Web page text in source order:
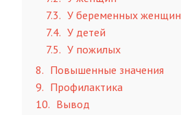
7.3
У беременных женщин
7.4 У детей
7.5
У пожилых
8
Повышенные значения
9
Профилактика
10
Вывод